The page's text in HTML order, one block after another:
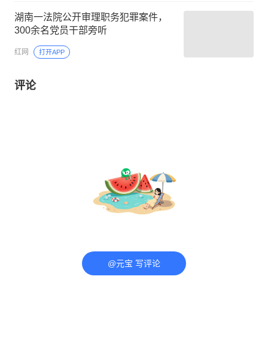
湖南一法院公开审理职务犯罪案件，
300余名党员干部旁听
红网 打开APP
评论
@元宝 写评论